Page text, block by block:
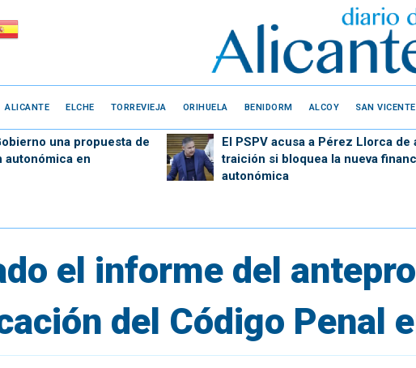
ALICANTE ELCHE TORREVIEJA ORIHUELA BENIDORM ALCOY SAN
una propuesta de
autonómica en
El PSPV acusa a Pérez Llorca de
traición si bloquea la nueva
autonómica
el informe del
del Código Penal